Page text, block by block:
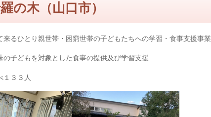
の木（山口市）
るひとり親世帯・困窮世帯の子どもたちへの学習・食事支援事業
子どもを対象とした食事の提供及び学習支援
３人